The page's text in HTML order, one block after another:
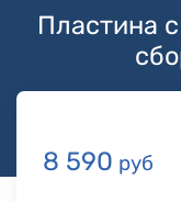
Пластина
8 590 руб